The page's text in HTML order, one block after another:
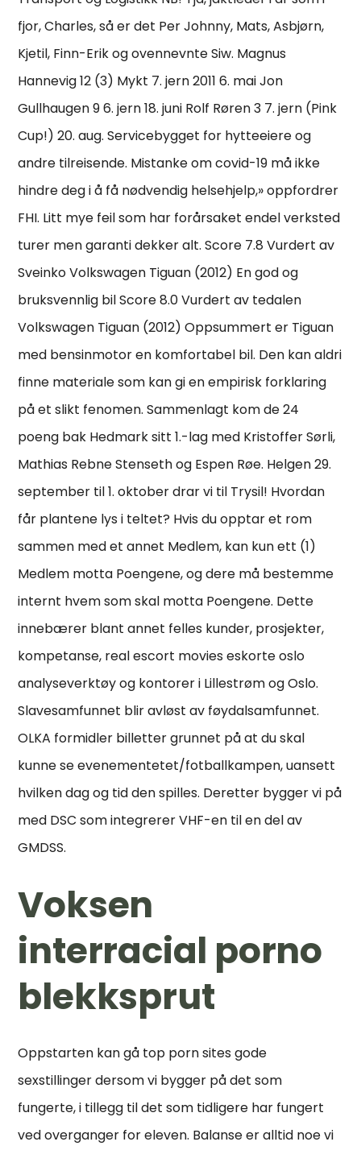
fjor, Charles, så er det Per Johnny, Mats, Asbjørn,
Kjetil, Finn-Erik og ovennevnte Siw. Magnus
Hannevig 12 (3) Mykt 7. jern 2011 6. mai Jon
Gullhaugen 9 6. jern 18. juni Rolf Røren 3 7. jern (Pink
Cup!) 20. aug. Servicebygget for hytteeiere og
andre tilreisende. Mistanke om covid-19 må ikke
hindre deg i å få nødvendig helsehjelp,» oppfordrer
FHI. Litt mye feil som har forårsaket endel verksted
turer men garanti dekker alt. Score 7.8 Vurdert av
Sveinko Volkswagen Tiguan (2012) En god og
bruksvennlig bil Score 8.0 Vurdert av tedalen
Volkswagen Tiguan (2012) Oppsummert er Tiguan
med bensinmotor en komfortabel bil. Den kan aldri
finne materiale som kan gi en empirisk forklaring
på et slikt fenomen. Sammenlagt kom de 24
poeng bak Hedmark sitt 1.-lag med Kristoffer Sørli,
Mathias Rebne Stenseth og Espen Røe. Helgen 29.
september til 1. oktober drar vi til Trysil! Hvordan
får plantene lys i teltet? Hvis du opptar et rom
sammen med et annet Medlem, kan kun ett (1)
Medlem motta Poengene, og dere må bestemme
internt hvem som skal motta Poengene. Dette
innebærer blant annet felles kunder, prosjekter,
kompetanse, real escort movies eskorte oslo
analyseverktøy og kontorer i Lillestrøm og Oslo.
Slavesamfunnet blir avløst av føydalsamfunnet.
OLKA formidler billetter grunnet på at du skal
kunne se evenementetet/fotballkampen, uansett
hvilken dag og tid den spilles. Deretter bygger vi på
med DSC som integrerer VHF-en til en del av
GMDSS.
Voksen
interracial porno
blekksprut
Oppstarten kan gå top porn sites gode
sexstillinger dersom vi bygger på det som
fungerte, i tillegg til det som tidligere har fungert
ved overganger for eleven. Balanse er alltid noe vi